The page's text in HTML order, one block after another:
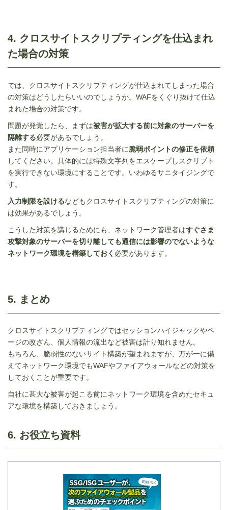
4. クロスサイトスクリプティングを仕込まれ
た場合の対策
では、クロスサイトスクリプティングが仕込まれてしまった場合
の対策はどうしたらいいのでしょうか。WAFをくぐり抜けて仕込
まれた場合の対策です。
問題が発覚したら、まずは被害が拡大する前に対象のサーバーを
隔離する必要があるでしょう。
また同時にアプリケーション担当者に脆弱ポイントの修正を依頼
してください。具体的には特殊文字列をエスケープしスクリプト
を実行できない環境にすることです。いわゆるサニタイジングで
す。
入力制限を設けるなどもクロスサイトスクリプティングの対策に
は効果があるでしょう。
こうした対策を講じるためにも、ネットワーク管理者はすぐさま
攻撃対象のサーバーを切り離しても通信には影響のでないような
ネットワーク環境を構築しておく 必要があります。
5. まとめ
クロスサイトスクリプティングではセッションハイジャックやペ
ージの改ざん、個人情報の流出など被害は計り知れません。
もちろん、脆弱性のないサイト構築が望まれますが、万が一に備
えてネットワーク環境でもWAFやファイアウォールなどの対策を
しておくことが重要です。
自社に甚大な被害が起こる前にネットワーク環境を含めたセキュ
アな環境を構築しておきましょう。
6. お役立ち資料